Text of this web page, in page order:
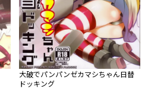
大破でパンパンゼカマシちゃん日替
ドッキング